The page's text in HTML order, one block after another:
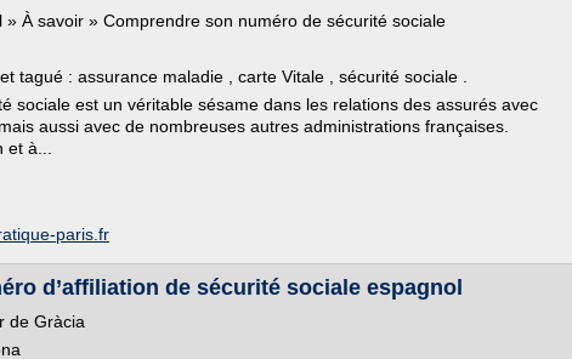
» À savoir » Comprendre son numéro de sécurité sociale
tagué : assurance maladie , carte Vitale , sécurité sociale .
sociale est un véritable sésame dans les relations des assurés avec
aussi avec de nombreuses autres administrations françaises.
à...
paris.fr
d’affiliation de sécurité sociale espagnol
de Gràcia